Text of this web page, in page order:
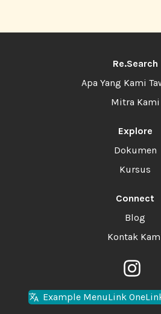
Re.Search
Apa Yang Kami
Mitra Kami
Explore
Dokumen
Kursus
Connect
Blog
Kontak
Example MenuLink One